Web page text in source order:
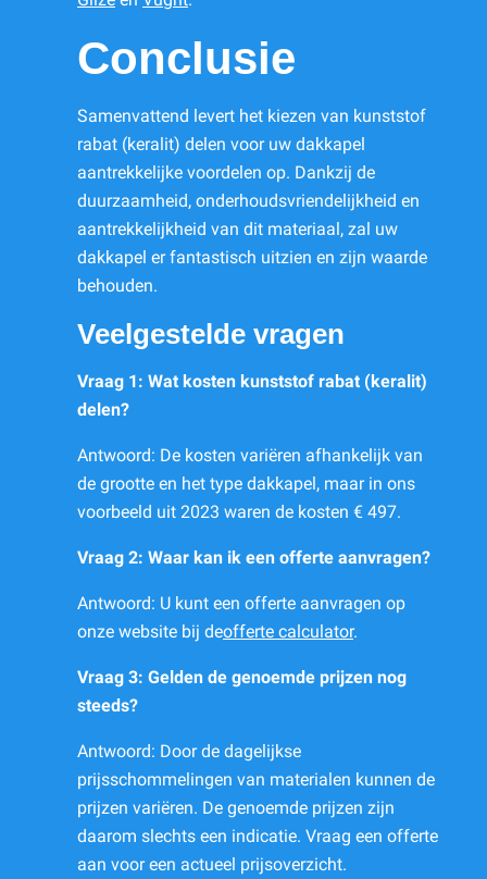
Conclusie
Samenvattend levert het kiezen van kunststof
rabat (keralit) delen voor uw dakkapel
aantrekkelijke voordelen op. Dankzij de
duurzaamheid, onderhoudsvriendelijkheid en
aantrekkelijkheid van dit materiaal, zal uw
dakkapel er fantastisch uitzien en zijn waarde
behouden.
Veelgestelde vragen
Vraag 1: Wat kosten kunststof rabat (keralit)
delen?
Antwoord: De kosten variëren afhankelijk van
de grootte en het type dakkapel, maar in ons
voorbeeld uit 2023 waren de kosten € 497.
Vraag 2: Waar kan ik een offerte aanvragen?
Antwoord: U kunt een offerte aanvragen op
onze website bij deofferte calculator.
Vraag 3: Gelden de genoemde prijzen nog
steeds?
Antwoord: Door de dagelijkse
prijsschommelingen van materialen kunnen de
prijzen variëren. De genoemde prijzen zijn
daarom slechts een indicatie. Vraag een offerte
aan voor een actueel prijsoverzicht.